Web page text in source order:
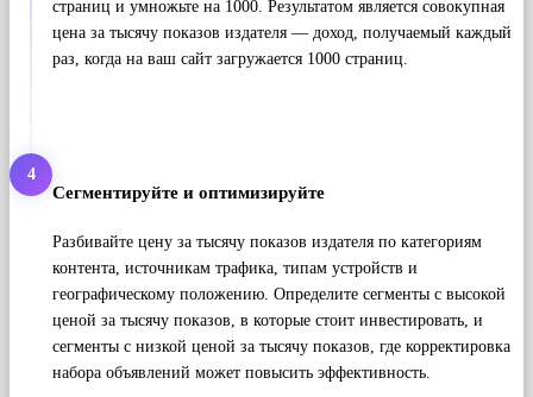
страниц и умножьте на 1000. Результатом является совокупная
цена за тысячу показов издателя — доход, получаемый каждый
раз, когда на ваш сайт загружается 1000 страниц.
4
Сегментируйте и оптимизируйте
Разбивайте цену за тысячу показов издателя по категориям
контента, источникам трафика, типам устройств и
географическому положению. Определите сегменты с высокой
ценой за тысячу показов, в которые стоит инвестировать, и
сегменты с низкой ценой за тысячу показов, где корректировка
набора объявлений может повысить эффективность.